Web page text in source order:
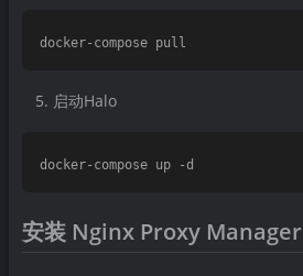
启动Halo
安装 Nginx Proxy Manager